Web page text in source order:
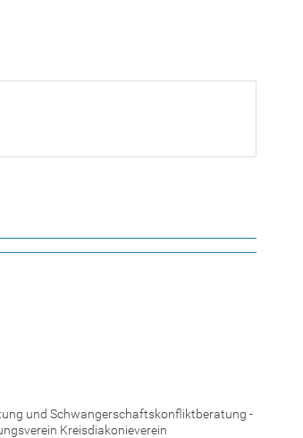
und Schwangerschaftskonfliktberatung -
Kreisdiakonieverein